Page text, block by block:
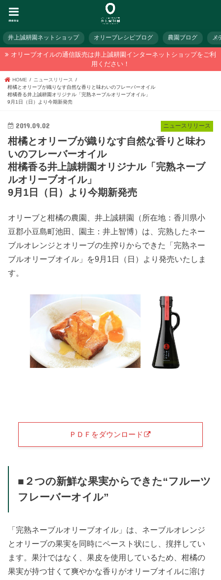
menu
井上誠耕園ネットショップ オリーブレシピブログ 農園ブログ メ
オリーブオイルの通信販売は井上誠耕園インターネットショップをご利
用ください！
HOME
ニュースリリース
柑橘とオリーブが織りなす自然な香りと味わいのフレーバーオイル
柑橘香る井上誠耕園オリジナル「完熟ネーブルオリーブオイル」
9月1日（日）より今期新発売
ニュースリリース
2019.09.02
柑橘とオリーブが織りなす自然な香りと味わ
いのフレーバーオイル
柑橘香る井上誠耕園オリジナル「完熟ネーブ
ルオリーブオイル」
9月1日（日）より今期新発売
オリーブと柑橘の農園、井上誠耕園（所在地：香川県小
豆郡小豆島町池田、園主：井上智博）は、完熟したネー
ブルオレンジとオリーブの生搾りからできた「完熟ネー
ブルオリーブオイル」を9月1日（日）より発売いたしま
す。
ＰＤＦをダウンロード
■２つの新鮮な果実からできた“フルーツ
フレーバーオイル”
「完熟ネーブルオリーブオイル」は、ネーブルオレンジ
とオリーブの果実を同時にペースト状にし、撹拌してい
ます。果汁ではなく、果皮を使用しているため、柑橘の
果実が持つ甘くて爽やかな香りがオリーブオイルに溶け